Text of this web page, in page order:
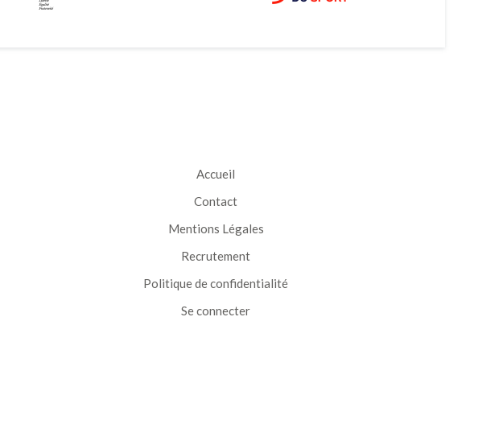
Accueil
Contact
Mentions Légales
Recrutement
Politique de confidentialité
Se connecter